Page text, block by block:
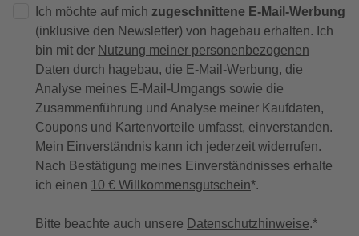
Ich möchte auf mich zugeschnittene E-Mail-Werbung
(inklusive den Newsletter) von hagebau erhalten. Ich
bin mit der Nutzung meiner personenbezogenen
Daten durch hagebau, die E-Mail-Werbung, die
Analyse meines E-Mail-Umgangs sowie die
Zusammenführung und Analyse meiner Kaufdaten,
Coupons und Kartenvorteile umfasst, einverstanden.
Mein Einverständnis kann ich jederzeit widerrufen.
Nach Bestätigung meines Einverständnisses erhalte
ich einen 10 € Willkommensgutschein*.
Bitte beachte auch unsere Datenschutzhinweise.